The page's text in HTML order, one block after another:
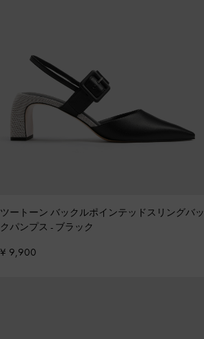
ツートーン バックルポインテッドスリングバッ
クパンプス - ブラック
¥ 9,900